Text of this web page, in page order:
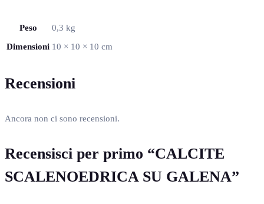
Peso
0,3 kg
Dimensioni 10 × 10 × 10 cm
Recensioni
Ancora non ci sono recensioni.
Recensisci per primo “CALCITE
SCALENOEDRICA SU GALENA”